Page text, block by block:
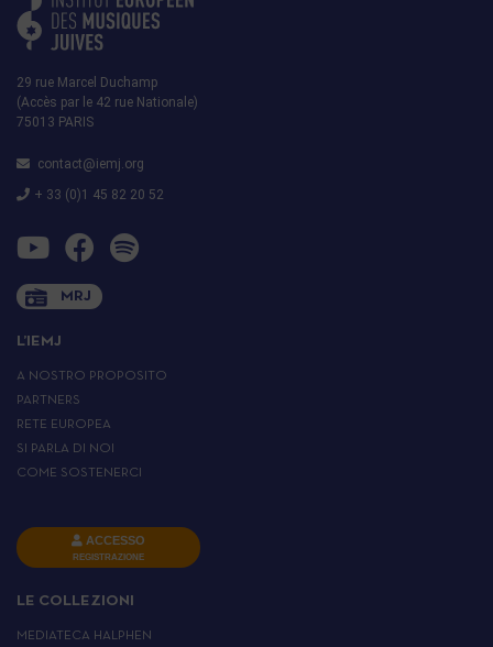
29 rue Marcel Duchamp
(Accès par le 42 rue Nationale)
75013 PARIS
contact@iemj.org
+ 33 (0)1 45 82 20 52
MRJ
L’IEMJ
A NOSTRO PROPOSITO
PARTNERS
RETE EUROPEA
SI PARLA DI NOI
COME SOSTENERCI
ACCESSO
REGISTRAZIONE
LE COLLEZIONI
MEDIATECA HALPHEN